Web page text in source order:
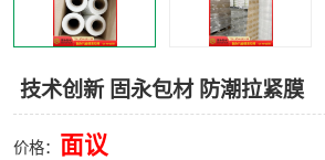
技术创新 固永包材 防潮拉紧膜
价格： 面议